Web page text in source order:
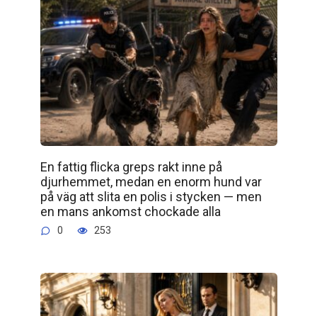
En fattig flicka greps rakt inne på
djurhemmet, medan en enorm hund var
på väg att slita en polis i stycken — men
en mans ankomst chockade alla
0 253